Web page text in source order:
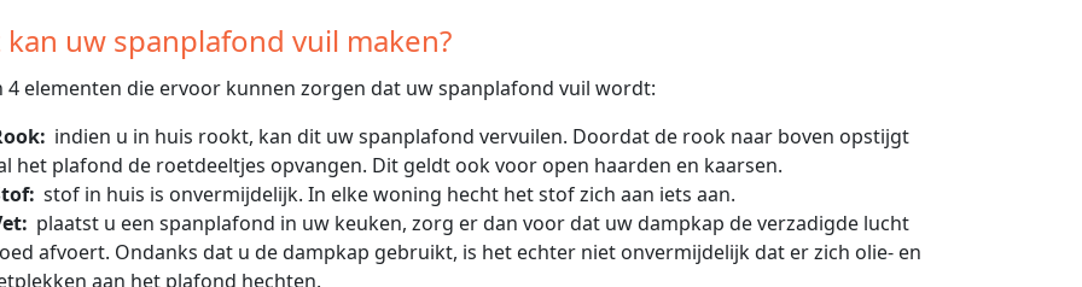
kan uw spanplafond vuil maken?
4 elementen die ervoor kunnen zorgen dat uw spanplafond vuil wordt:
indien u in huis rookt, kan dit uw spanplafond vervuilen. Doordat de rook naar boven opstijgt
het plafond de roetdeeltjes opvangen. Dit geldt ook voor open haarden en kaarsen.
stof in huis is onvermijdelijk. In elke woning hecht het stof zich aan iets aan.
plaatst u een spanplafond in uw keuken, zorg er dan voor dat uw dampkap de verzadigde lucht
afvoert. Ondanks dat u de dampkap gebruikt, is het echter niet onvermijdelijk dat er zich olie- en
aan het plafond hechten.